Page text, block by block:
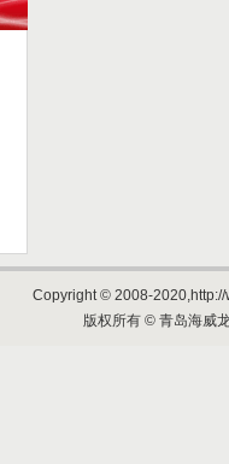
Copyright © 2008-
版权所有 © 青岛海威